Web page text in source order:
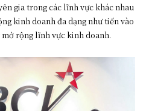
gia trong các lĩnh vực khác nhau
kinh doanh đa dạng như tiến vào
rộng lĩnh vực kinh doanh.